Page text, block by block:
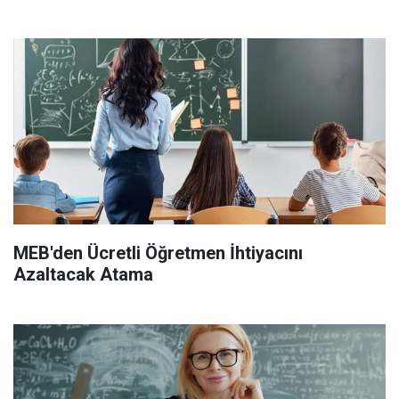
MEB'den Ücretli Öğretmen İhtiyacını
Azaltacak Atama